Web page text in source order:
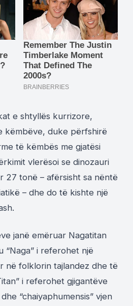
e shtyllës kurrizore,
këmbëve, duke përfshirë
të këmbës me gjatësi
vlerësoi se dinozauri
27 tonë – afërsisht sa nëntë
– dhe do të kishte një
janë emëruar Nagatitan
“Naga” i referohet një
në folklorin tajlandez dhe të
i referohet gjigantëve
“chaiyaphumensis” vjen